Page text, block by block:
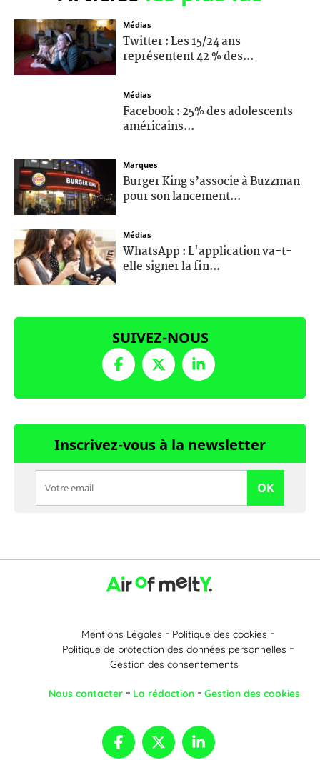
Médias
Twitter : Les 15/24 ans
représentent 42 % des...
Médias
Facebook : 25% des adolescents
américains...
Marques
Burger King s’associe à Buzzman
pour son lancement...
Médias
WhatsApp : L'application va-t-
elle signer la fin...
SUIVEZ-NOUS
Inscrivez-vous à la newsletter
OK
Mentions Légales
Politique des cookies
Politique de protection des données personnelles
Gestion des consentements
Nous contacter La rédaction Gestion des cookies